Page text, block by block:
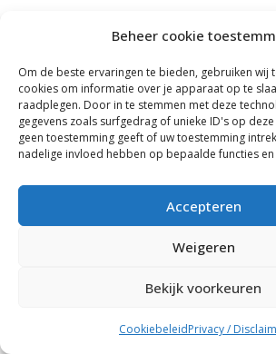
Beheer cookie
Om de beste ervaringen te bieden, gebruiken wij
cookies om informatie over je apparaat op te
raadplegen. Door in te stemmen met deze
gegevens zoals surfgedrag of unieke ID's op
geen toestemming geeft of uw toestemming
nadelige invloed hebben op bepaalde functies
Accepteren
Weigeren
Bekijk voorkeuren
CookiebeleidPrivacy /